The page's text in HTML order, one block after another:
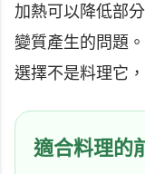
加熱可以降低部
變質產生的問題
選擇不是料理它
適合料理的